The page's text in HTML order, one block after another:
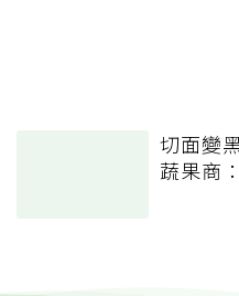
切面變
蔬果商